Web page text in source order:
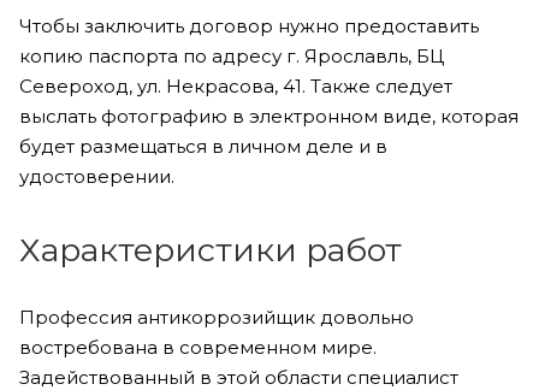
Чтобы заключить договор нужно предоставить
копию паспорта по адресу г. Ярославль, БЦ
Североход, ул. Некрасова, 41. Также следует
выслать фотографию в электронном виде, которая
будет размещаться в личном деле и в
удостоверении.
Характеристики работ
Профессия антикоррозийщик довольно
востребована в современном мире.
Задействованный в этой области специалист